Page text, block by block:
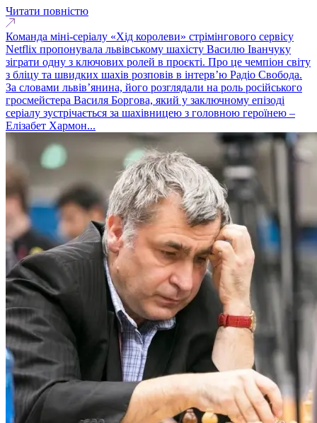
Читати повністю
Команда міні-серіалу «Хід королеви» стрімінгового сервісу
Netflix пропонувала львівському шахісту Василю Іванчуку
зіграти одну з ключових ролей в проєкті. Про це чемпіон світу
з бліцу та швидких шахів розповів в інтерв’ю Радіо Свобода.
За словами львів’янина, його розглядали на роль російського
гросмейстера Василя Боргова, який у заключному епізоді
серіалу зустрічається за шахівницею з головною героїнею –
Елізабет Хармон...